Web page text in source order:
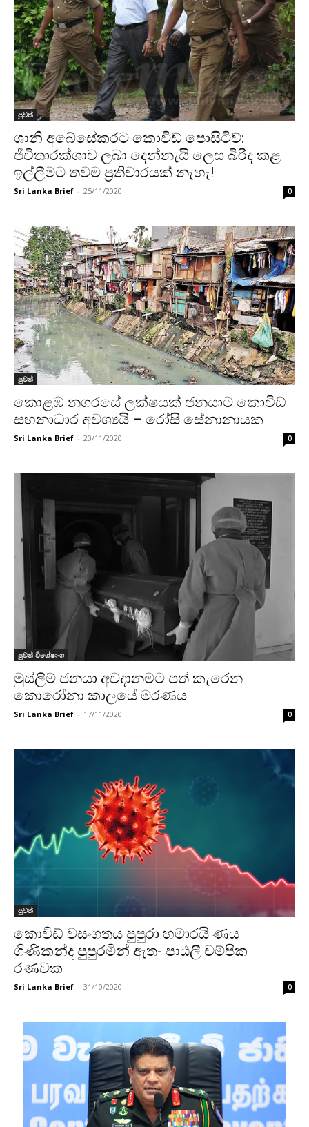
පුවත්
ශානි අබේසේකරට කොවිඩ් පොසිටිව්:
ජීවිතාරක්ශාව ලබා දෙන්නැයි ලෙස බිරිද කළ
ඉල්ලීමට තවම ප්‍රතිචාරයක් නැහැ!
Sri Lanka Brief - 25/11/2020 0
පුවත්
කොළඹ නගරයේ ලක්ෂයක් ජනයාට කොවිඩ්
සහනාධාර අවශ්‍යයි – රෝසි සේනානායක
Sri Lanka Brief - 20/11/2020 0
පුවත් විශේෂාංග
මුස්ලිම් ජනයා අවදානමට පත් කැරෙන
කොරෝනා කාලයේ මරණය
Sri Lanka Brief - 17/11/2020 0
පුවත්
කොවිඩ් වසංගතය පුපුරා හමාරයි ණය
ගිණිකන්ද පුපුරමින් ඇත- පාඨලී චම්පික
රණවක
Sri Lanka Brief - 31/10/2020 0